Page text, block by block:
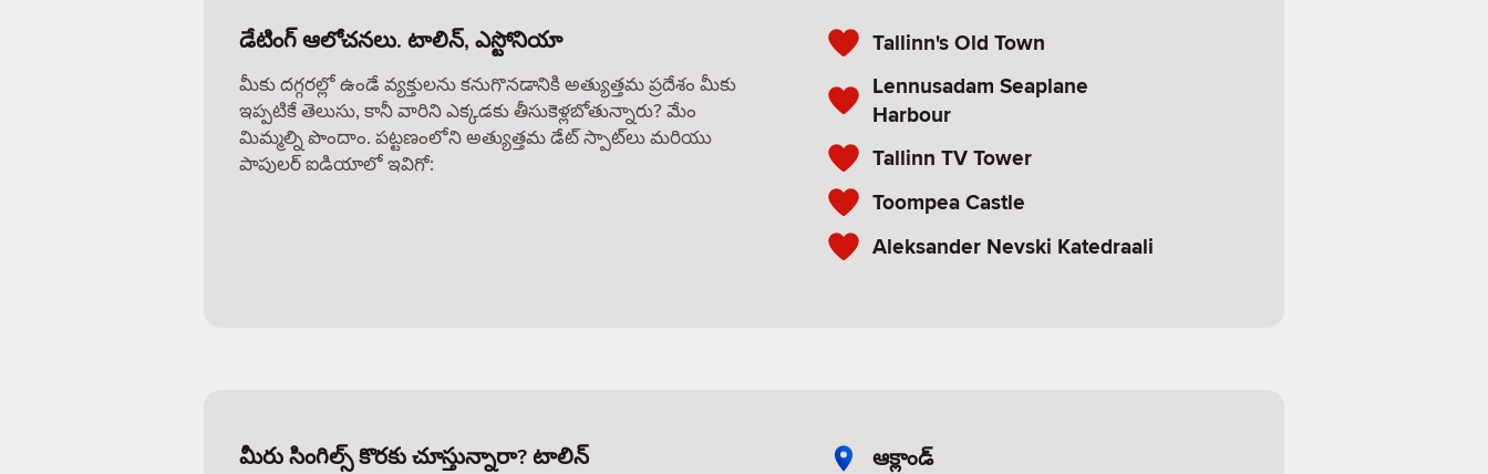
డేటింగ్ ఆలోచనలు. టాలిన్, ఎస్టోనియా
మీకు దగ్గరల్లో ఉండే వ్యక్తులను కనుగొనడానికి అత్యుత్తమ ప్రదేశం మీకు
ఇప్పటికే తెలుసు, కానీ వారిని ఎక్కడకు తీసుకెళ్లబోతున్నారు? మేం
మిమ్మల్ని పొందాం. పట్టణంలోని అత్యుత్తమ డేట్ స్పాట్‌లు మరియు
పాపులర్ ఐడియాలో ఇవిగో:
Tallinn's Old Town
Lennusadam Seaplane
Harbour
Tallinn TV Tower
Toompea Castle
Aleksander Nevski Katedraali
మీరు సింగిల్స్ కొరకు చూస్తున్నారా? టాలిన్
ఆక్లాండ్